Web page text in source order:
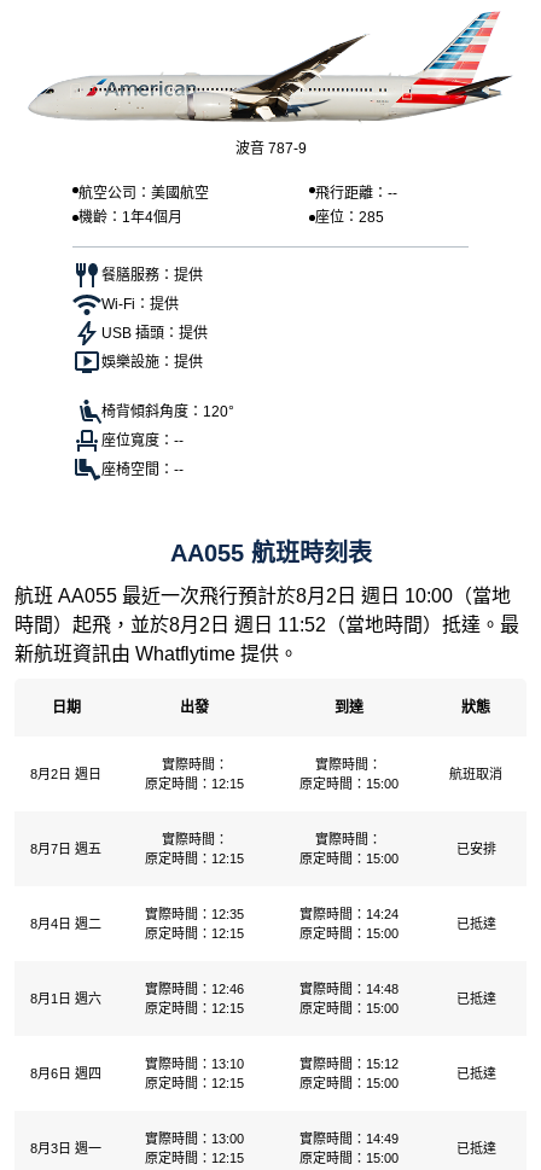
波音 787-9
航空公司：美國航空
飛行距離：--
機齡：1年4個月
座位：285
餐膳服務：提供
Wi-Fi：提供
USB 插頭：提供
娛樂設施：提供
椅背傾斜角度：120°
座位寬度：--
座椅空間：--
AA055 航班時刻表
航班 AA055 最近一次飛行預計於8月2日 週日 10:00（當地
時間）起飛，並於8月2日 週日 11:52（當地時間）抵達。最
新航班資訊由 Whatflytime 提供。
日期 出發 到達 狀態
8月2日 週日
實際時間：
原定時間：12:15
實際時間：
原定時間：15:00
航班取消
8月7日 週五
實際時間：
原定時間：12:15
實際時間：
原定時間：15:00
已安排
8月4日 週二
實際時間：12:35
原定時間：12:15
實際時間：14:24
原定時間：15:00
已抵達
8月1日 週六
實際時間：12:46
原定時間：12:15
實際時間：14:48
原定時間：15:00
已抵達
8月6日 週四
實際時間：13:10
原定時間：12:15
實際時間：15:12
原定時間：15:00
已抵達
8月3日 週一
實際時間：13:00
原定時間：12:15
實際時間：14:49
原定時間：15:00
已抵達